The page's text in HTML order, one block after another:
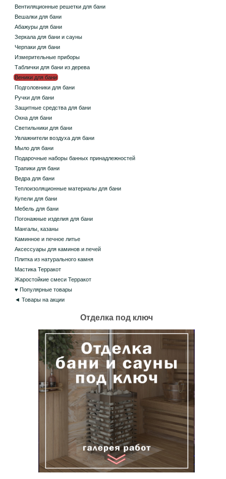
Вентиляционные решетки для бани
Вешалки для бани
Абажуры для бани
Зеркала для бани и сауны
Черпаки для бани
Измерительные приборы
Таблички для бани из дерева
Веники для бани
Подголовники для бани
Ручки для бани
Защитные средства для бани
Окна для бани
Светильники для бани
Увлажнители воздуха для бани
Мыло для бани
Подарочные наборы банных принадлежностей
Трапики для бани
Ведра для бани
Теплоизоляционные материалы для бани
Купели для бани
Мебель для бани
Погонажные изделия для бани
Мангалы, казаны
Каминное и печное литье
Аксессуары для каминов и печей
Плитка из натурального камня
Мастика Терракот
Жаростойкие смеси Терракот
♥ Популярные товары
◄ Товары на акции
Отделка под ключ